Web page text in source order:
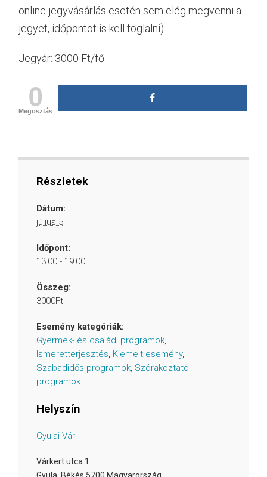
online jegyvásárlás esetén sem elég megvenni a
jegyet, időpontot is kell foglalni).
Jegyár: 3000 Ft/fő
0
Megosztás
Részletek
Dátum:
július 5
Időpont:
13:00 - 19:00
Összeg:
3000Ft
Esemény kategóriák:
Gyermek- és családi programok,
Ismeretterjesztés, Kiemelt esemény,
Szabadidős programok, Szórakoztató
programok
Helyszín
Gyulai Vár
Várkert utca 1.